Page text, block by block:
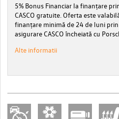
5% Bonus Financiar la finanțare
CASCO gratuite. Oferta este
finanțare minimă de 24 de luni
asigurare CASCO încheiată cu
Alte informatii